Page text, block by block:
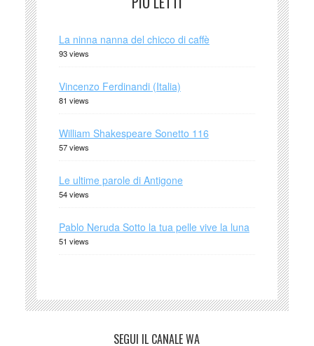
La ninna nanna del chicco di caffè
93 views
Vincenzo Ferdinandi (Italia)
81 views
William Shakespeare Sonetto 116
57 views
Le ultime parole di Antigone
54 views
Pablo Neruda Sotto la tua pelle vive la luna
51 views
SEGUI IL CANALE WA